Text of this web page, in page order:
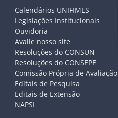
Calendários UNIFIMES
Legislações Institucionais
Ouvidoria
Avalie nosso site
Resoluções do CONSUN
Resoluções do CONSEPE
Comissão Própria de Avaliação
Editais de Pesquisa
Editais de Extensão
NAPSI